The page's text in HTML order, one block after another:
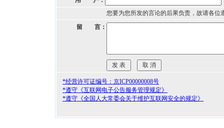
您要为您所发的言论的后果负责，故请各位
留 言：
*经营许可证编号：京ICP00000008号
*遵守《互联网电子公告服务管理规定》
*遵守《全国人大常委会关于维护互联网安全的规定》